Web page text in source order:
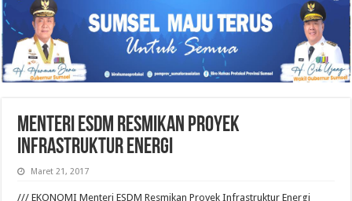
Menteri ESDM Resmikan Proyek
Infrastruktur Energi
Maret 21, 2017
/// EKONOMI Menteri ESDM Resmikan Proyek Infrastruktur Energi